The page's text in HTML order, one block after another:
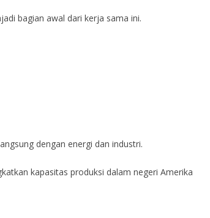
bagian awal dari kerja sama ini.
dengan energi dan industri.
kapasitas produksi dalam negeri Amerika